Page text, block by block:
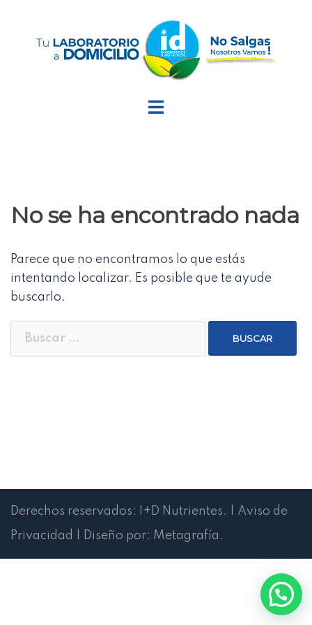
contenido
No se ha encontrado nada
Parece que no encontramos lo que estás
intentando localizar. Es posible que te ayude
buscarlo.
Buscar:
Derechos reservados: I+D Nutrientes.
Aviso de
Privacidad
Diseño por: Metagrafía .